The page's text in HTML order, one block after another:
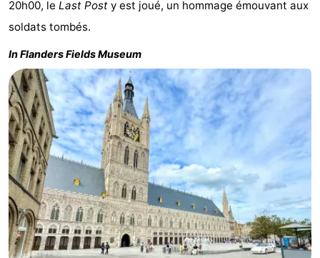
Nature
Het
Zwin
-
Knokke-
Heist
-
Zeebrugge
-
Wenduine
-
Le
Coq
-
Bredene
-
Ostende
-
Middelkerke
-
20h00, le Last Post y est joué, un hommage émouvant aux
soldats tombés.
In Flanders Fields Museum